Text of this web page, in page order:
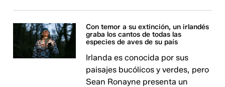
Con temor a su extinción, un irlandés
graba los cantos de todas las
especies de aves de su país
Irlanda es conocida por sus
paisajes bucólicos y verdes, pero
Sean Ronayne presenta un